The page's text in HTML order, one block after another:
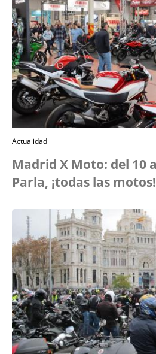
Actualidad
Madrid X Moto: del 10
Parla, ¡todas las motos!